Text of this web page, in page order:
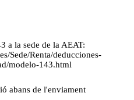
a la sede de la AEAT:
Sede/Renta/deducciones-
modelo-143.html
abans de l'enviament